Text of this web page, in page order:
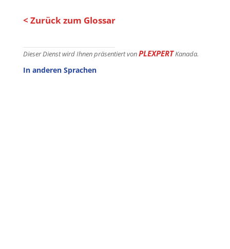
< Zurück zum Glossar
Dieser Dienst wird Ihnen präsentiert vonPLEXPERTKanada.
In anderen Sprachen